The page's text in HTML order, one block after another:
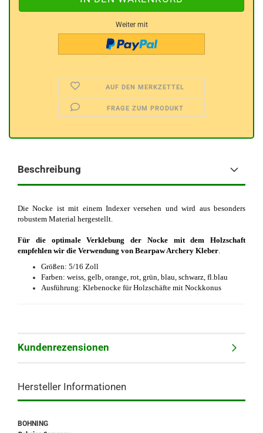
Weiter mit
AUF DEN MERKZETTEL
FRAGE ZUM PRODUKT
Beschreibung
Die Nocke ist mit einem Indexer versehen und wird aus besonders
robustem Material hergestellt.
Für die optimale Verklebung der Nocke mit dem Holzschaft
empfehlen wir die Verwendung von Bearpaw Archery Kleber.
Größen: 5/16 Zoll
Farben: weiss, gelb, orange, rot, grün, blau, schwarz, fl.blau
Ausführung: Klebenocke für Holzschäfte mit Nockkonus
Kundenrezensionen
Hersteller Informationen
BOHNING